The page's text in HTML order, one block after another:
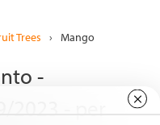
Trees › Mango
-
2023 - per